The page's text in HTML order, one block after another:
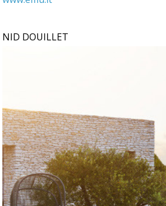
NID DOUILLET